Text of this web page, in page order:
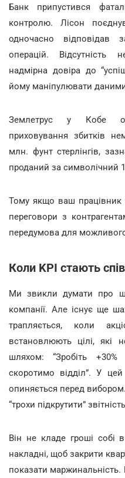
Банк припустився
контролю. Лісон
одночасно відповідав
операцій. Відсутність
надмірна довіра до
йому маніпулювати
Землетрус у Кобе
приховування збитків
млн. фунт стерлінгів,
проданий за символічний 1
Тому якщо ваш працівник
переговори з
передумова для
Коли KPI стають
Ми звикли думати про
компанії. Але існує ще
трапляється, коли
встановлюють цілі, які
шляхом: “Зробіть
скоротимо відділ”. У
опиняється перед
“трохи підкрутити”
Він не кладе гроші собі
накладні, щоб закрити
показати маржинальність.